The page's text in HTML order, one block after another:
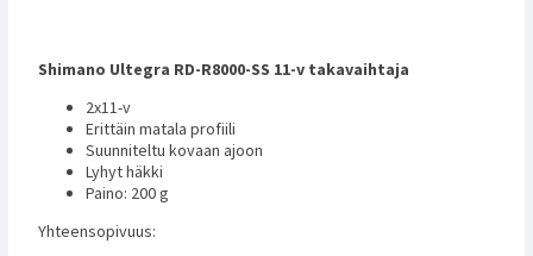
Shimano Ultegra RD-R8000-SS 11-v takavaihtaja
2x11-v
Erittäin matala profiili
Suunniteltu kovaan ajoon
Lyhyt häkki
Paino: 200 g
Yhteensopivuus: